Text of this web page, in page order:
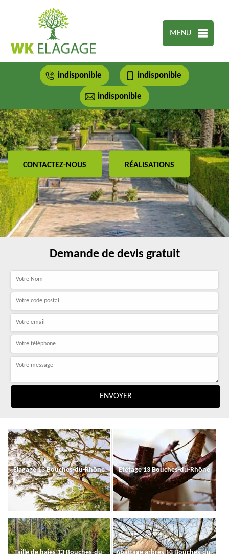
MENU
indisponible indisponible
indisponible
CONTACTEZ-NOUS RÉALISATIONS
Demande de devis gratuit
Elagage 13 Bouches-du-Rhône Etêtage 13 Bouches-du-Rhône